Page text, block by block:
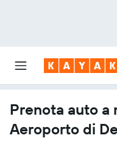
Prenota auto a
Aeroporto di